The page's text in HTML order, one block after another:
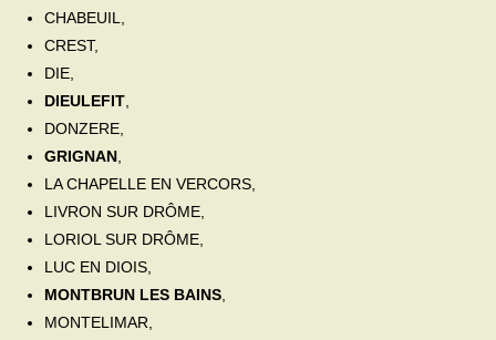
CHABEUIL,
CREST,
DIE,
DIEULEFIT
DONZERE,
GRIGNAN
LA CHAPELLE EN VERCORS,
LIVRON SUR DRÔME,
LORIOL SUR DRÔME,
LUC EN DIOIS,
MONTBRUN LES BAINS
MONTELIMAR,